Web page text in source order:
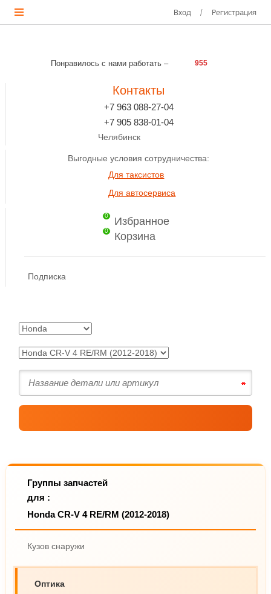
Вход / Регистрация
Понравилось с нами работать – 955
Контакты
+7 963 088-27-04
+7 905 838-01-04
Челябинск
Выгодные условия сотрудничества:
Для таксистов
Для автосервиса
0 Избранное
0 Корзина
Подписка
Группы запчастей
для :
Honda CR-V 4 RE/RM (2012-2018)
Кузов снаружи
Оптика